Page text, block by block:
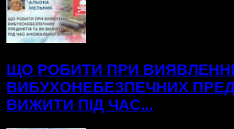
ЩО РОБИТИ ПРИ ВИЯВЛЕННІ
ВИБУХОНЕБЕЗПЕЧНИХ
ВИЖИТИ ПІД ЧАС...